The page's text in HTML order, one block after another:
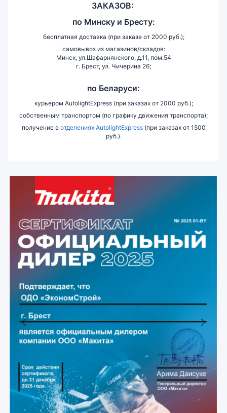
ЗАКАЗОВ:
по Минску и Бресту:
бесплатная доставка (при заказе от 2000 руб.);
самовывоз из магазинов/складов:
Минск, ул.Шафарнянского, д.11, пом.54
г. Брест, ул. Чичерина 26;
по Беларуси:
курьером AutolightExpress (при заказах от 2000 руб.);
собственным транспортом (по графику движения транспорта);
получение в отделениях AutolightExpress(при заказах от 1500
руб.).
Previous Next